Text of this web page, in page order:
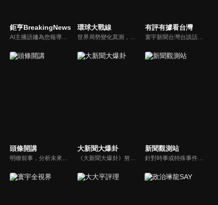
鉅亨BreakingNews
AI主播語姍為您報導【鉅亨Breaking News】！每週播報大事，讓新聞更貼近你！
環球大戰線
世界局勢變化莫測，你我都身在其中，國際之間合縱連橫，外交、政治、經濟、軍事、科技，無所不爭、無所不戰，《環球大戰線》全方位觀點，與您一起剖析戰略，走進環球競爭最前線！
有評有據看台灣
寰宇新聞台灣台談話性節目《有評有據看台灣》節目跳脫來賓演繹的「浮誇情境式政論型態」，改採網路大數據點題，直視分析選情實相，帶您「有評、有據」的遍覽政經大小事。
頭條開講
明瞭前事，分析未來走向，周玉琴告訴您沒想到的大小事背後真相。你不理政治，政治卻未必不會影響你！世界政治勢力結構快速改變，新時代降臨，舊思想如何進化，台灣新思路能否頂得住大國衝擊，最接近民意的聲音，都在《頭條開講》。
大新聞大爆卦
《大新聞大爆卦》努力秉持著監督政府的精神，繼續在網路上努力說出事實。
新聞觀測站
針對時事或特殊事件邀請來賓進行深度探討，或專訪各領域傑出人士。